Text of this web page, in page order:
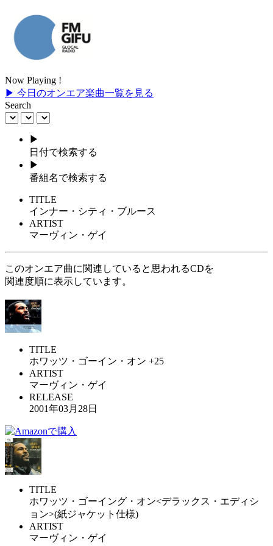
Now Playing !
▶ 今日のオンエア楽曲一覧を見る
Search
▶
日付で検索する
▶
番組名で検索する
TITLE
インナー・シティ・ブルース
ARTIST
マーヴィン・ゲイ
このオンエア曲に関連していると思われるCDを
関連度順に表示しています。
TITLE
ホワッツ・ゴーイン・オン +25
ARTIST
マーヴィン・ゲイ
RELEASE
2001年03月28日
TITLE
ホワッツ・ゴーイング・オン<デラックス・エディシ
ョン>(紙ジャケット仕様)
ARTIST
マーヴィン・ゲイ